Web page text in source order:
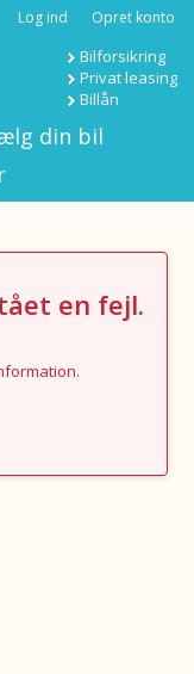
Log ind Opret konto
Bilforsikring
Privat leasing
Billån
din bil
en fejl.